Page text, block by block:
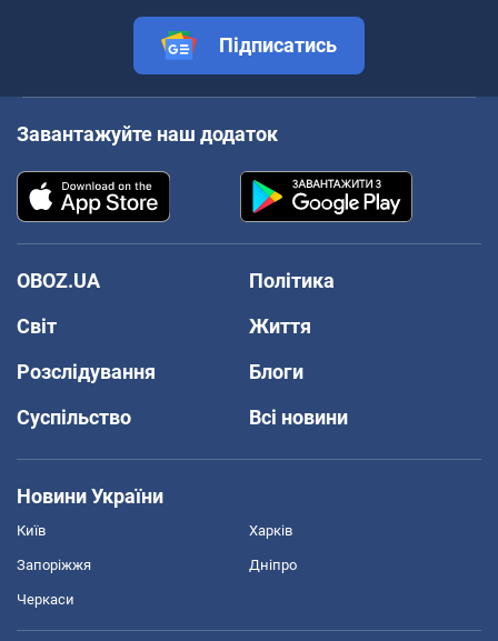
Підписатись
Завантажуйте наш додаток
OBOZ.UA
Політика
Світ
Життя
Розслідування
Блоги
Суспільство
Всі новини
Новини України
Київ Харків
Запоріжжя Дніпро
Черкаси